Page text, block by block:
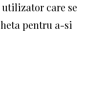
utilizator care se
pentru a-si